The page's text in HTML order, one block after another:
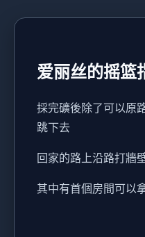
爱丽丝的摇篮
採完礦後除了可以原
跳下去
回家的路上沿路打牆
其中有首個房間可以